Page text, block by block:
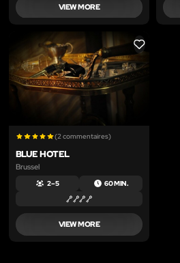
VIEW MORE
LIKE
(2 commentaires)
BLUE HOTEL
Brussel
2 – 5 60 MIN.
VIEW MORE